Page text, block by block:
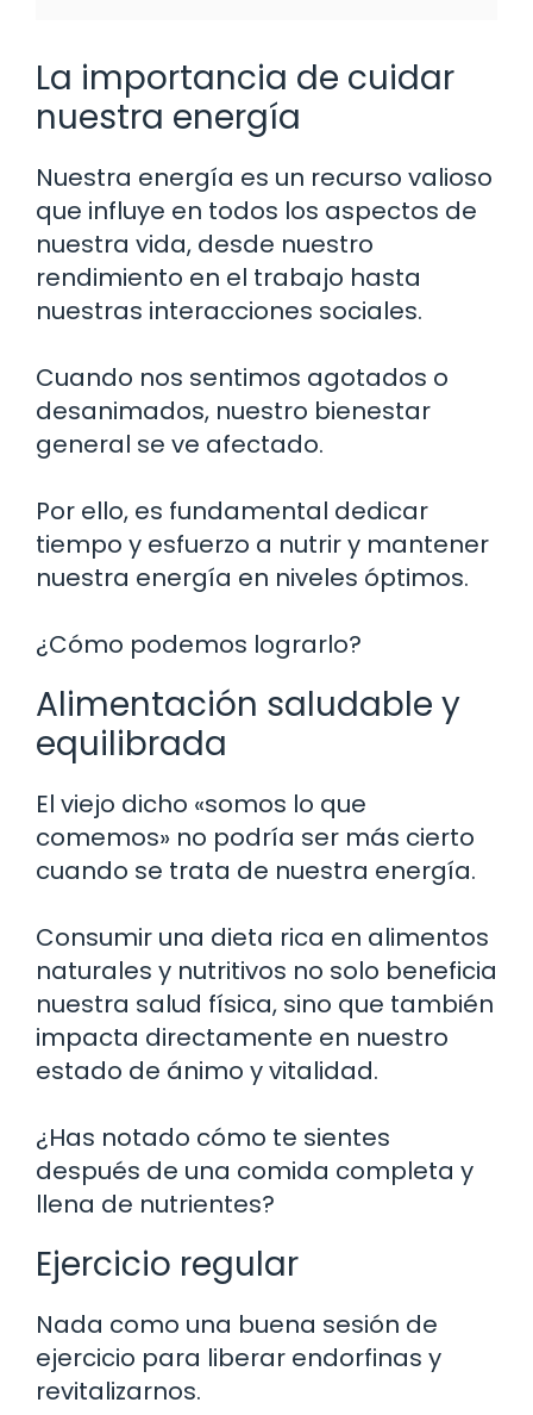
La importancia de cuidar
nuestra energía
Nuestra energía es un recurso valioso
que influye en todos los aspectos de
nuestra vida, desde nuestro
rendimiento en el trabajo hasta
nuestras interacciones sociales.
Cuando nos sentimos agotados o
desanimados, nuestro bienestar
general se ve afectado.
Por ello, es fundamental dedicar
tiempo y esfuerzo a nutrir y mantener
nuestra energía en niveles óptimos.
¿Cómo podemos lograrlo?
Alimentación saludable y
equilibrada
El viejo dicho «somos lo que
comemos» no podría ser más cierto
cuando se trata de nuestra energía.
Consumir una dieta rica en alimentos
naturales y nutritivos no solo beneficia
nuestra salud física, sino que también
impacta directamente en nuestro
estado de ánimo y vitalidad.
¿Has notado cómo te sientes
después de una comida completa y
llena de nutrientes?
Ejercicio regular
Nada como una buena sesión de
ejercicio para liberar endorfinas y
revitalizarnos.